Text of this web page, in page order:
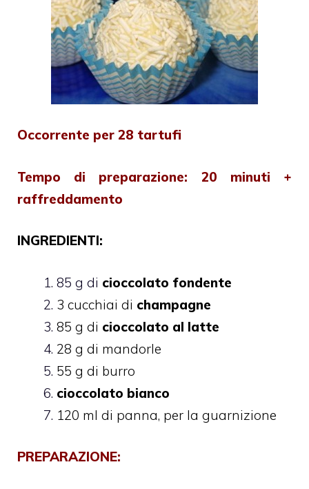
Occorrente per 28 tartufi
Tempo di preparazione: 20 minuti +
raffreddamento
INGREDIENTI:
85 g di cioccolato fondente
3 cucchiai di champagne
85 g di cioccolato al latte
28 g di mandorle
55 g di burro
cioccolato bianco
120 ml di panna, per la guarnizione
PREPARAZIONE: